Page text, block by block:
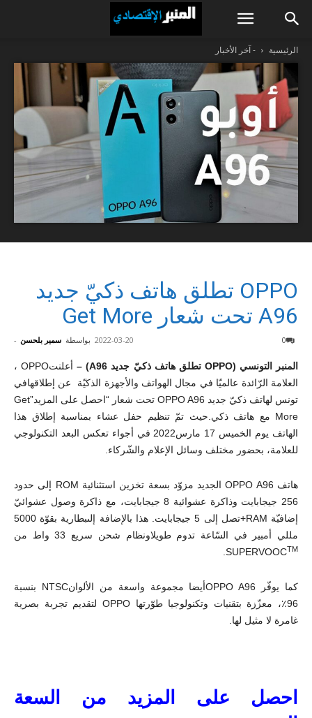
الرئيسية - آخر الأخبار
OPPO تطلق هاتف ذكيّ جديد
A96 تحت شعار Get More
بواسطة سمير بلحسن - 2022-03-20 0
المنبر التونسي (OPPO تطلق هاتف ذكيّ جديد A96) –
أعلنتOPPO ،
العلامة الرّائدة عالميّا في مجال الهواتف والأجهزة الذكيّة عن إطلاقهافي
تونس لهاتف ذكيّ جديد OPPO A96 تحت شعار “احصل على المزيد”Get
More مع هاتف ذكي.حيث تمّ تنظيم حفل عشاء بمناسبة إطلاق هذا
الهاتف يوم الخميس 17 مارس2022 في أجواء تعكس البعد التكنولوجي
للعلامة، بحضور مختلف وسائل الإعلام والشّركاء.
هاتف OPPO A96 الجديد مزوّد بسعة تخزين استثنائية ROM إلى حدود
256 جيجابايت وذاكرة عشوائية 8 جيجابايت، مع ذاكرة وصول عشوائيّ
إضافيّة RAM+تصل إلى 5 جيجابايت. هذا بالإضافة إلىبطارية بقوّة 5000
مللي أمبير في السّاعة تدوم طويلاونظام شحن سريع 33 واط من
SUPERVOOCTM
.
كما يوفّر OPPO A96أيضا مجموعة واسعة من الألوانNTSC بنسبة
96٪، معزّزة بتقنيات وتكنولوجيا طوّرتها OPPO لتقديم تجربة بصرية
غامرة لا مثيل لها.
احصل على المزيد من السعة